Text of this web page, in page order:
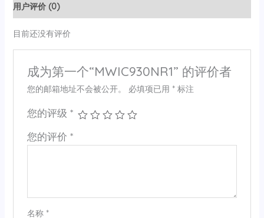
用户评价 (0)
目前还没有评价
成为第一个“MWIC930NR1” 的评价者
您的邮箱地址不会被公开。 必填项已用 *标注
您的评级 *
您的评价 *
名称 *